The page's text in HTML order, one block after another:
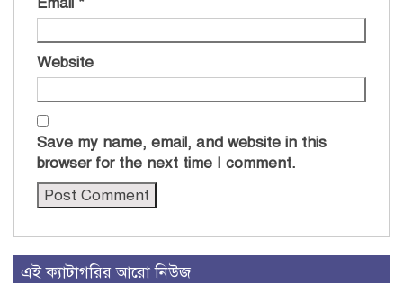
Website
Save my name, email, and website in this
browser for the next time I comment.
এই ক্যাটাগরির আরো নিউজ